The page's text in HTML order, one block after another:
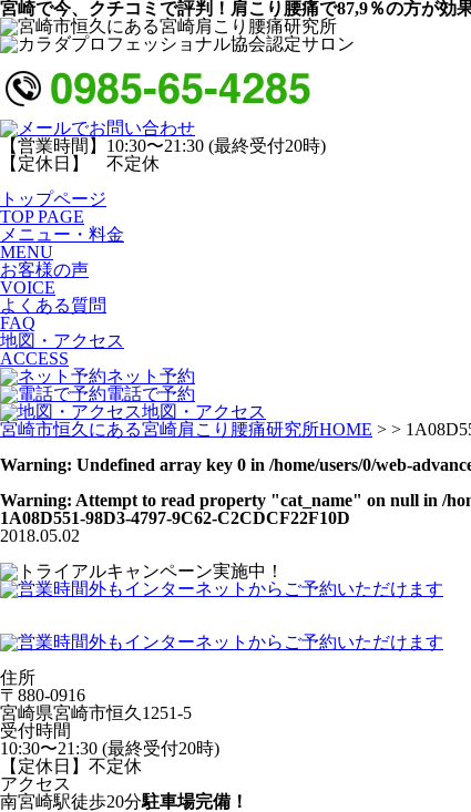
宮崎で今、クチコミで評判！肩こり腰痛で87,9％の方が効
【営業時間】10:30〜21:30 (最終受付20時)
【定休日】 不定休
トップページ
TOP PAGE
メニュー・料金
MENU
お客様の声
VOICE
よくある質問
FAQ
地図・アクセス
ACCESS
ネット予約
電話で予約
地図・アクセス
宮崎市恒久にある宮崎肩こり腰痛研究所HOME > >
Warning: Undefined array key 0 in /home/users/0/web-
Warning: Attempt to read property "cat_name" on null in /
1A08D551-98D3-4797-9C62-C2CDCF22F10D
2018.05.02
住所
〒880-0916
宮崎県宮崎市恒久1251-5
受付時間
10:30〜21:30 (最終受付20時)
【定休日】不定休
アクセス
南宮崎駅徒歩20分駐車場完備！